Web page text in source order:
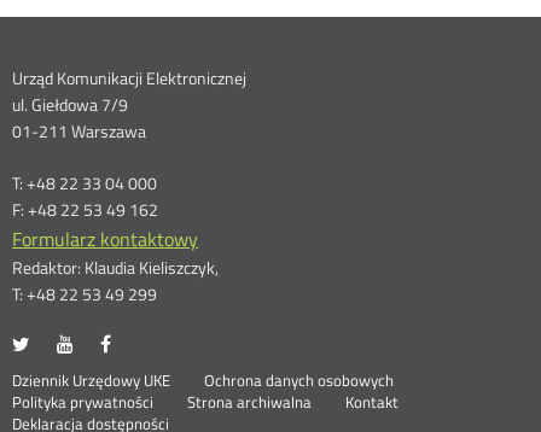
Dane
kontaktowe
Urząd Komunikacji Elektronicznej
ul. Giełdowa 7/9
01-211 Warszawa
T: +48 22 33 04 000
F: +48 22 53 49 162
Formularz kontaktowy
Redaktor: Klaudia Kieliszczyk,
T: +48 22 53 49 299
UKE
portalu
Twitter
Otwórz
nowym
oknie
UKE
portalu
Youtube
Otwórz
nowym
oknie
portalu
Facebook
nowym
oknie
Stopka
Dziennik Urzędowy UKE Otwórz
Ochrona danych osobowych
Polityka prywatności
Otwórz
w
Strona archiwalna
Kontakt
Deklaracja dostępności